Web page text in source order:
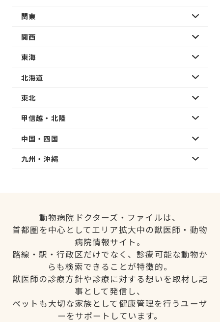
関東
関西
東海
北海道
東北
甲信越・北陸
中国・四国
九州・沖縄
動物病院ドクターズ・ファイルは、
首都圏を中心としてエリア拡大中の獣医師・動物
病院情報サイト。
路線・駅・行政区だけでなく、診療可能な動物か
らも検索できることが特徴的。
獣医師の診療方針や診療に対する想いを取材し記
事として発信し、
ペットも大切な家族として健康管理を行うユーザ
ーをサポートしています。